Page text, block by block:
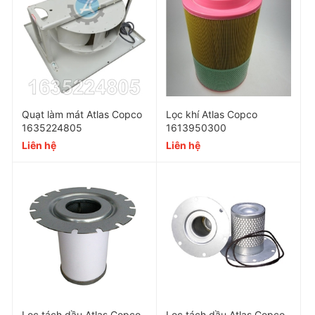
Đến ngưỡng xả, bộ vi xử lý điều khiển van điện
từ mở.
Nước ngưng được xả ra ngoài trong khi
diaphragm đóng kín lỗ xả khí , đảm bảo
thất thoát khí nén
Khi mực nước hạ xuống mức an toàn, van tự
động đóng và chu trình lặp lại.
Cấu tạo & độ bền
Bình chứa condensate bằng nhôm anodized:
chịu ăn mòn tốt trong môi trường dầu – nước
ngưng.
Quạt làm mát Atlas Copco
1635224805
Liên hệ
Lọc khí Atlas Copco
1613950300
Liên hệ